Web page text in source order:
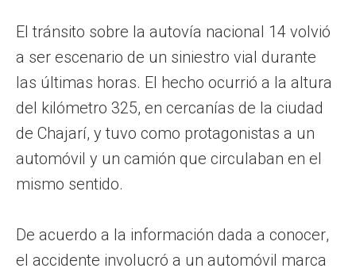
El tránsito sobre la autovía nacional 14 volvió
a ser escenario de un siniestro vial durante
las últimas horas. El hecho ocurrió a la altura
del kilómetro 325, en cercanías de la ciudad
de Chajarí, y tuvo como protagonistas a un
automóvil y un camión que circulaban en el
mismo sentido.
De acuerdo a la información dada a conocer,
el accidente involucró a un automóvil marca